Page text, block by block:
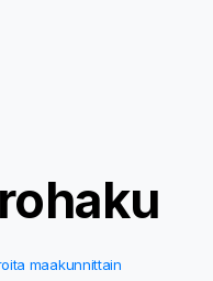
maakunnittain